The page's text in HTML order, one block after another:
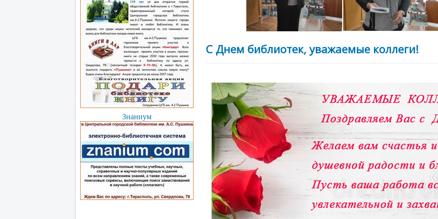
Знаниум
С Днем библиотек, уважаемые коллеги!